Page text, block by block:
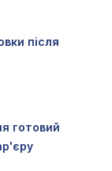
після
готовий